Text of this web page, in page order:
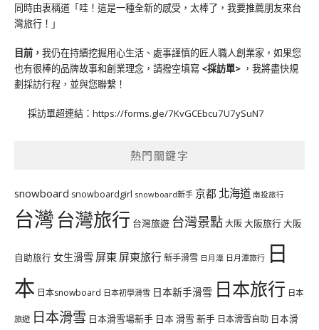
同時由衷稱道「哇！這是一種全新的感受，太棒了，我要推薦朋友來台
灣旅行！」
目前， 我仍在持續挖掘用心生活、處事謹慎的匠人職人創業家，如果您
也有很棒的品牌故事和創業理念，請撥空填寫 <採訪單> ，我將盡快規
劃採訪行程，並與您聯繫！
採訪單超連結： https://forms.gle/7KvGCEbcu7U7ySuN7
熱門關鍵字
snowboard snowboardgirl snowboard新手 京都 北海道 南投旅行
台灣台灣旅行 台灣旅遊 台灣景點大阪大阪旅行大阪
自助旅行 女生滑雪 屏東 屏東旅行新手滑雪 日月潭 日月潭旅行 日
本 日本snowboard 日本初學滑雪 日本新手滑雪 日本旅行 日本
旅遊 日本滑雪 日本滑雪場新手 日本 滑雪 新手 日本滑雪自助 日本滑